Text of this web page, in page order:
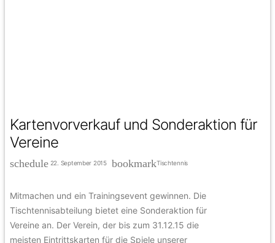
Kartenvorverkauf und Sonderaktion für
Vereine
schedule 22. September 2015bookmarkTischtennis
Mitmachen und ein Trainingsevent gewinnen. Die
Tischtennisabteilung bietet eine Sonderaktion für
Vereine an. Der Verein, der bis zum 31.12.15 die
meisten Eintrittskarten für die Spiele unserer